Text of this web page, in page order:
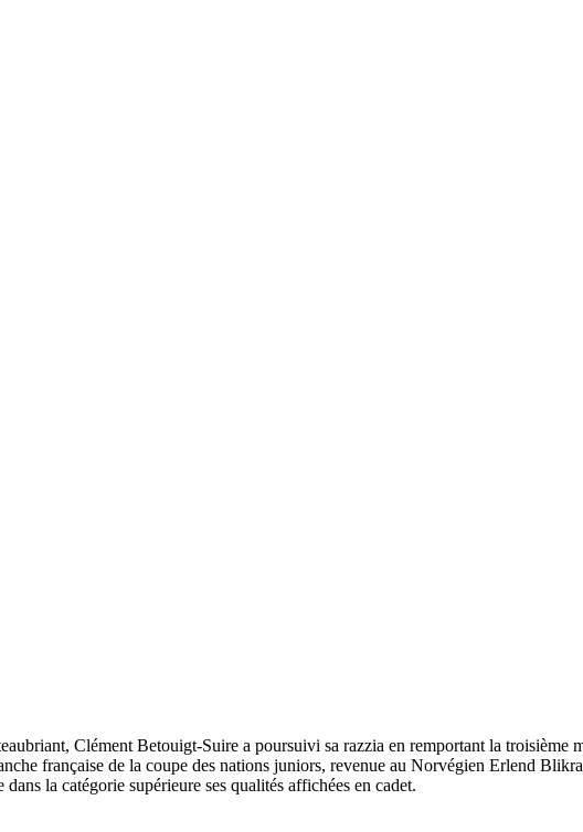
Clément Betouigt-Suire a poursuivi sa razzia en remportant la
française de la coupe des nations juniors, revenue au Norvégien Erlend
la catégorie supérieure ses qualités affichées en cadet.